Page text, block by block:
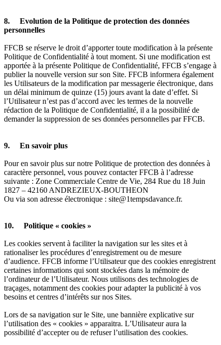
8. Evolution de la Politique de protection des données
personnelles
FFCB se réserve le droit d’apporter toute modification à la présente
Politique de Confidentialité à tout moment. Si une modification est
apportée à la présente Politique de Confidentialité, FFCB s’engage à
publier la nouvelle version sur son Site. FFCB informera également
les Utilisateurs de la modification par messagerie électronique, dans
un délai minimum de quinze (15) jours avant la date d’effet. Si
l’Utilisateur n’est pas d’accord avec les termes de la nouvelle
rédaction de la Politique de Confidentialité, il a la possibilité de
demander la suppression de ses données personnelles par FFCB.
9. En savoir plus
Pour en savoir plus sur notre Politique de protection des données à
caractère personnel, vous pouvez contacter FFCB à l’adresse
suivante : Zone Commerciale Centre de Vie, 284 Rue du 18 Juin
1827 – 42160 ANDREZIEUX-BOUTHEON
Ou via son adresse électronique : site@1tempsdavance.fr.
10. Politique « cookies »
Les cookies servent à faciliter la navigation sur les sites et à
rationaliser les procédures d’enregistrement ou de mesure
d’audience. FFCB informe l’Utilisateur que des cookies enregistrent
certaines informations qui sont stockées dans la mémoire de
l’ordinateur de l’Utilisateur. Nous utilisons des technologies de
traçages, notamment des cookies pour adapter la publicité à vos
besoins et centres d’intérêts sur nos Sites.
Lors de sa navigation sur le Site, une bannière explicative sur
l’utilisation des « cookies » apparaitra. L’Utilisateur aura la
possibilité d’accepter ou de refuser l’utilisation des cookies.